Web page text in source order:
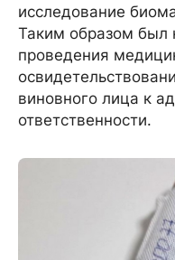
исследование
Таким образом был
проведения
виновного лица к
ответственности.